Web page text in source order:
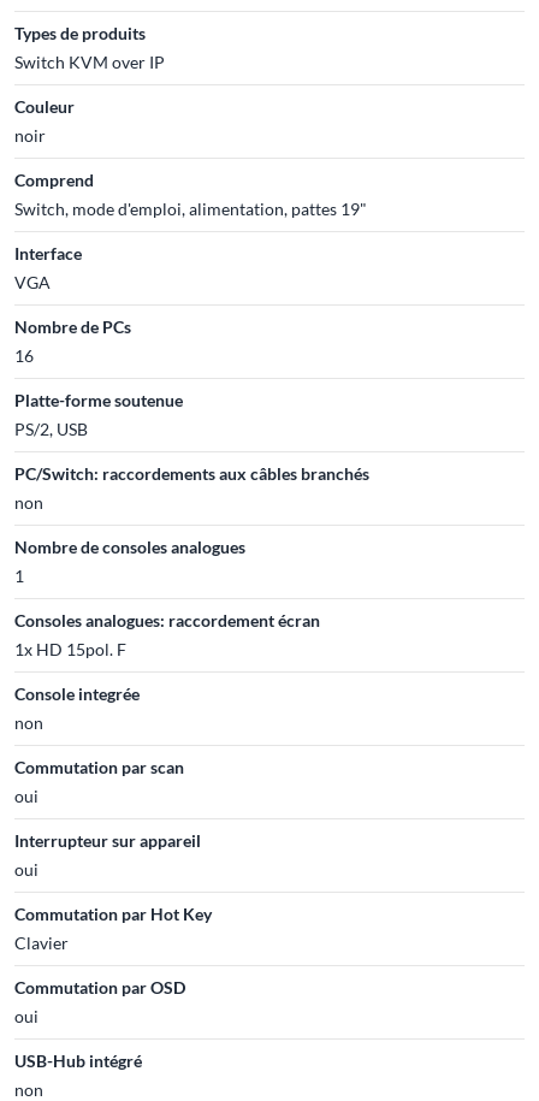
Types de produits
Switch KVM over IP
Couleur
noir
Comprend
Switch, mode d'emploi, alimentation, pattes 19"
Interface
VGA
Nombre de PCs
16
Platte-forme soutenue
PS/2, USB
PC/Switch: raccordements aux câbles branchés
non
Nombre de consoles analogues
1
Consoles analogues: raccordement écran
1x HD 15pol. F
Console integrée
non
Commutation par scan
oui
Interrupteur sur appareil
oui
Commutation par Hot Key
Clavier
Commutation par OSD
oui
USB-Hub intégré
non